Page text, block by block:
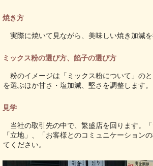
焼き方
実際に焼いて見ながら、美味しい焼き加減を
ミックス粉の選び方、餡子の選び方
粉のイメージは「 ミックス粉について 」の
を選ぶほか甘さ・塩加減、堅さを調整します。
見学
当社の取引先の中で、繁盛店を回ります。「
「立地」、「お客様とのコミュニケーション
てください。